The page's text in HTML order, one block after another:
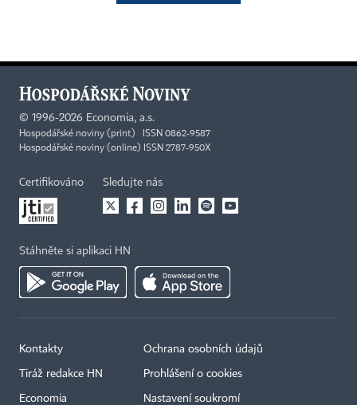
© 1996-2026 Economia, a.s.
Hospodářské noviny (print) ISSN 0862-9587
Hospodářské noviny (online) ISSN 2787-950X
Certifikováno Sledujte nás
Stáhněte si aplikaci HN
Kontakty
Tiráž redakce HN
Economia
Ochrana osobních údajů
Prohlášení o cookies
Nastavení soukromí